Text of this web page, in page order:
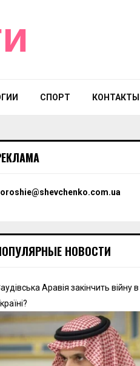
СПОРТ КОНТАКТЫ
НОВОСТИ
Аравія закінчить війну в